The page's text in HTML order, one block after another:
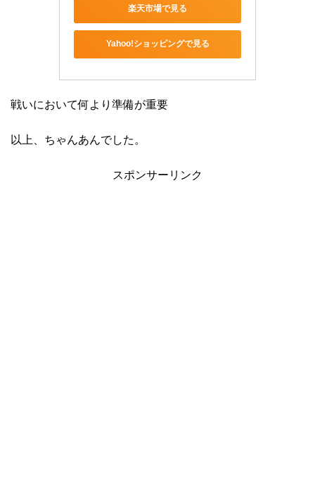
楽天市場で見る
Yahoo!ショッピングで見る
戦いにおいて何より準備が重要
以上、ちゃんあんでした。
スポンサーリンク